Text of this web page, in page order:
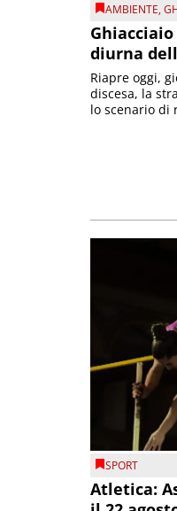
AMBIENTE,
diurna
Riapre oggi,
discesa, la
lo scenario di
SPORT
Atletica: